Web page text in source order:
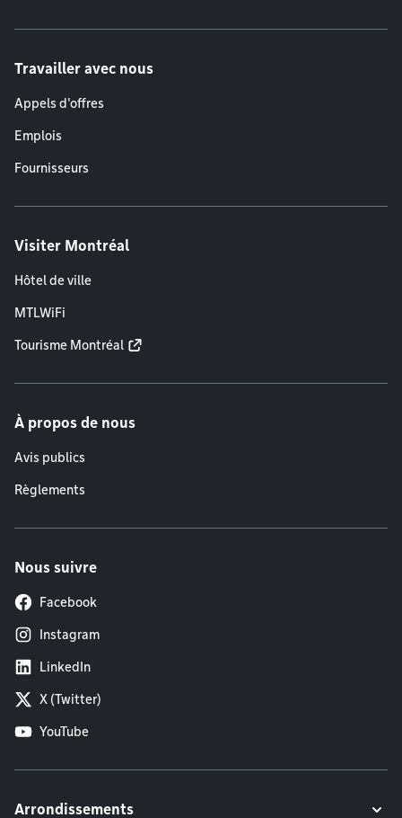
Travailler avec nous
Appels d'offres
Emplois
Fournisseurs
Visiter Montréal
Hôtel de ville
MTLWiFi
Tourisme Montréal
À propos de nous
Avis publics
Règlements
Nous suivre
Facebook
Instagram
LinkedIn
X (Twitter)
YouTube
Arrondissements